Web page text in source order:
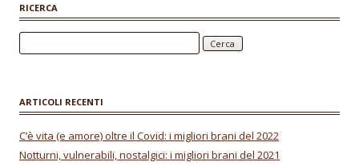
k
A
l
RICERCA
ARTICOLI RECENTI
C’è vita (e amore) oltre il Covid: i migliori brani del 2022
Notturni, vulnerabili, nostalgici: i migliori brani del 2021